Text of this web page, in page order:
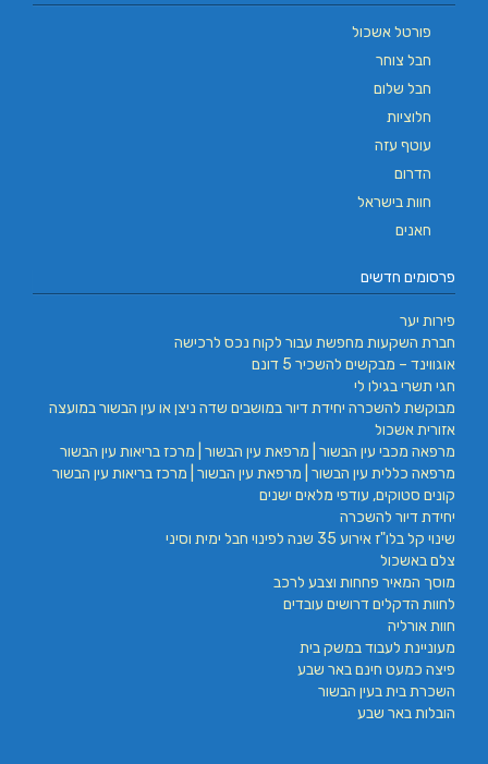
פורטל אשכול
חבל צוחר
חבל שלום
חלוציות
עוטף עזה
הדרום
חוות בישראל
חאנים
פרסומים חדשים
פירות יער
חברת השקעות מחפשת עבור לקוח נכס לרכישה
אוגווינד – מבקשים להשכיר 5 דונם
חגי תשרי בגילו לי
מבוקשת להשכרה יחידת דיור במושבים שדה ניצן או עין הבשור במועצה
אזורית אשכול
מרפאה מכבי עין הבשור | מרפאת עין הבשור | מרכז בריאות עין הבשור
מרפאה כללית עין הבשור | מרפאת עין הבשור | מרכז בריאות עין הבשור
קונים סטוקים, עודפי מלאים ישנים
יחידת דיור להשכרה
שינוי קל בלו"ז אירוע 35 שנה לפינוי חבל ימית וסיני
צלם באשכול
מוסך המאיר פחחות וצבע לרכב
לחוות הדקלים דרושים עובדים
חוות אורליה
מעוניינת לעבוד במשק בית
פיצה כמעט חינם באר שבע
השכרת בית בעין הבשור
הובלות באר שבע